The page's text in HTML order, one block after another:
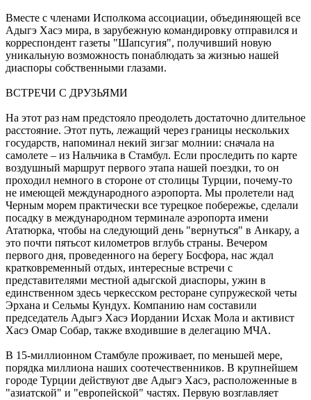
Вместе с членами Исполкома ассоциации, объединяющей все
Адыгэ Хасэ мира, в зарубежную командировку отправился и
корреспондент газеты "Шапсугия", получивший новую
уникальную возможность понаблюдать за жизнью нашей
диаспоры собственными глазами.
ВСТРЕЧИ С ДРУЗЬЯМИ
На этот раз нам предстояло преодолеть достаточно длительное
расстояние. Этот путь, лежащий через границы нескольких
государств, напоминал некий зигзаг молнии: сначала на
самолете – из Нальчика в Стамбул. Если проследить по карте
воздушный маршрут первого этапа нашей поездки, то он
проходил немного в стороне от столицы Турции, почему-то
не имеющей международного аэропорта. Мы пролетели над
Черным морем практически все турецкое побережье, сделали
посадку в международном терминале аэропорта имени
Ататюрка, чтобы на следующий день "вернуться" в Анкару, а
это почти пятьсот километров вглубь страны. Вечером
первого дня, проведенного на берегу Босфора, нас ждал
кратковременный отдых, интересные встречи с
представителями местной адыгской диаспоры, ужин в
единственном здесь черкесском ресторане супружеской четы
Эрхана и Сельмы Кундух. Компанию нам составили
председатель Адыгэ Хасэ Иордании Исхак Мола и активист
Хасэ Омар Собар, также входившие в делегацию МЧА.
В 15-миллионном Стамбуле проживает, по меньшей мере,
порядка миллиона наших соотечественников. В крупнейшем
городе Турции действуют две Адыгэ Хасэ, расположенные в
"азиатской" и "европейской" частях. Первую возглавляет